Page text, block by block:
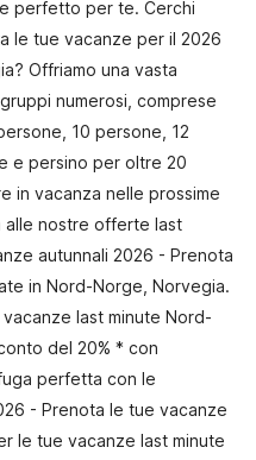
perfetto per te. Cerchi
le tue vacanze per il 2026
Offriamo una vasta
numerosi, comprese
10 persone, 12
e persino per oltre 20
in vacanza nelle prossime
alle nostre offerte last
autunnali 2026 - Prenota
in Nord-Norge, Norvegia.
last minute Nord-
del 20% * con
perfetta con le
- Prenota le tue vacanze
le tue vacanze last minute